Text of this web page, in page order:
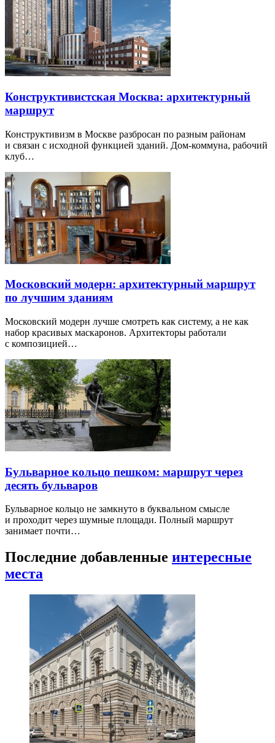
Конструктивистская Москва: архитектурный
маршрут
Конструктивизм в Москве разбросан по разным районам
и связан с исходной функцией зданий. Дом-коммуна, рабочий
клуб…
Московский модерн: архитектурный маршрут
по лучшим зданиям
Московский модерн лучше смотреть как систему, а не как
набор красивых маскаронов. Архитекторы работали
с композицией…
Бульварное кольцо пешком: маршрут через
десять бульваров
Бульварное кольцо не замкнуто в буквальном смысле
и проходит через шумные площади. Полный маршрут
занимает почти…
Последние добавленные интересные
места